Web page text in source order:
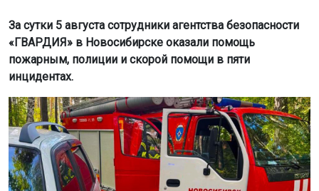
За сутки 5 августа сотрудники агентства безопасности
«ГВАРДИЯ» в Новосибирске оказали помощь
пожарным, полиции и скорой помощи в пяти
инцидентах.